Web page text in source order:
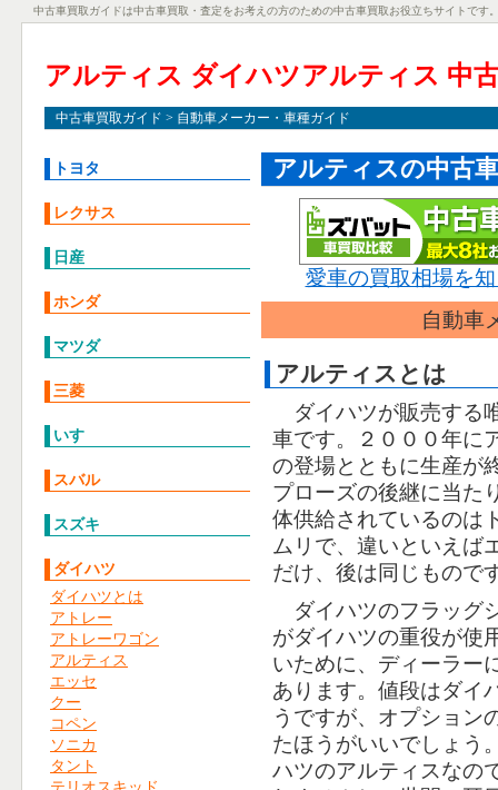
中古車買取ガイドは中古車買取・査定をお考えの方のための中古車買取お役立ちサイトです
アルティス ダイハツアルティス 中
中古車買取ガイド > 自動車メーカー・車種ガイド
アルティスの中古
愛車の買取相場を
自動車
アルティスとは
ダイハツが販売する
車です。２０００年に
の登場とともに生産が
プローズの後継に当た
体供給されているのは
ムリで、違いといえば
だけ、後は同じもので
ダイハツのフラッグ
がダイハツの重役が使
いために、ディーラー
あります。値段はダイ
うですが、オプション
たほうがいいでしょう
ハツのアルティスなの
トヨタ
レクサス
日産
ホンダ
マツダ
三菱
いすゞ
スバル
スズキ
ダイハツ
ダイハツとは
アトレー
アトレーワゴン
アルティス
エッセ
クー
コペン
ソニカ
タント